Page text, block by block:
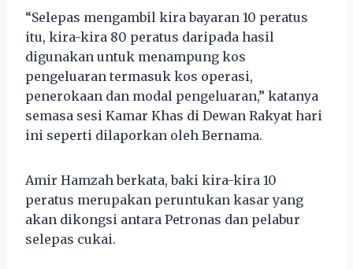
“Selepas mengambil kira bayaran 10 peratus
itu, kira-kira 80 peratus daripada hasil
digunakan untuk menampung kos
pengeluaran termasuk kos operasi,
penerokaan dan modal pengeluaran,” katanya
semasa sesi Kamar Khas di Dewan Rakyat hari
ini seperti dilaporkan oleh Bernama.
Amir Hamzah berkata, baki kira-kira 10
peratus merupakan peruntukan kasar yang
akan dikongsi antara Petronas dan pelabur
selepas cukai.